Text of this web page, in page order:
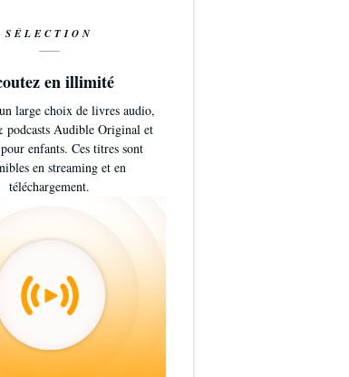
SÉLECTION
en illimité
large choix de livres audio,
podcasts Audible Original et
enfants. Ces titres sont
en streaming et en
téléchargement.